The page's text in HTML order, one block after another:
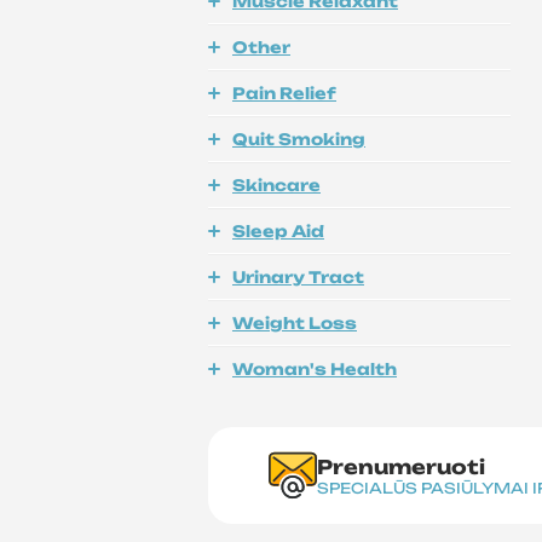
Other
Pain Relief
Quit Smoking
Skincare
Sleep Aid
Urinary Tract
Weight Loss
Woman's Health
Prenumeruoti
SPECIALŪS PASIŪLYMAI